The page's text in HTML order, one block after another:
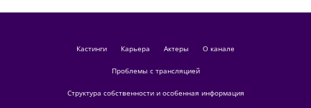
кастинги Карьера актеры О канале
Проблемы с трансляцией
Структура собственности и особенная информация